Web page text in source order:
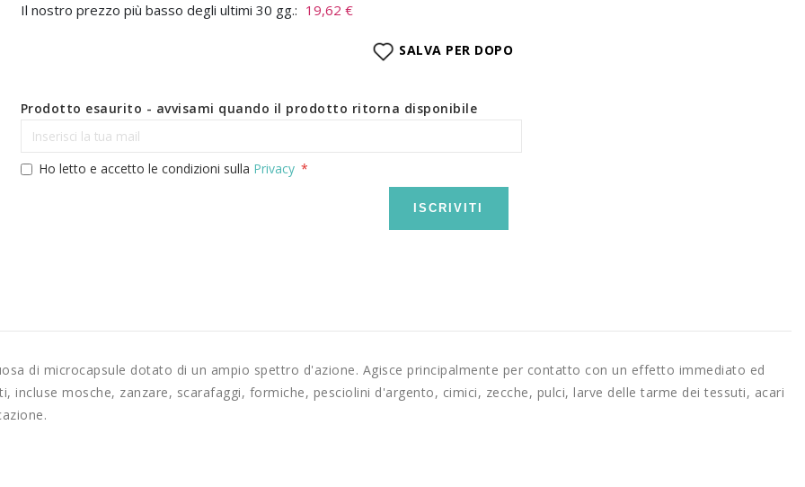
Il nostro prezzo più basso degli ultimi 30 gg.: 19,62 €
SALVA PER DOPO
Prodotto esaurito - avvisami quando il prodotto ritorna disponibile
Ho letto e accetto le condizioni sulla Privacy
ISCRIVITI
di microcapsule dotato di un ampio spettro d'azione. Agisce principalmente per contatto con un effetto immediato ed
mosche, zanzare, scarafaggi, formiche, pesciolini d'argento, cimici, zecche, pulci, larve delle tarme dei tessuti, acari